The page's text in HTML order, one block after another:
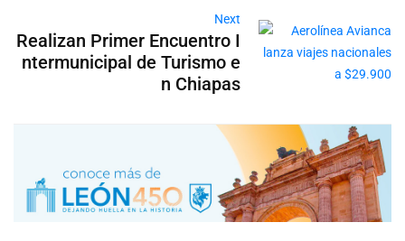
Next
Realizan Primer Encuentro I
ntermunicipal de Turismo e
n Chiapas